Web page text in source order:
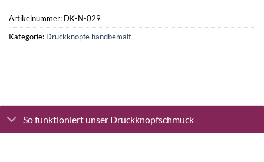
Artikelnummer: DK-N-029
Kategorie: Druckknöpfe handbemalt
So funktioniert unser Druckknopfschmuck